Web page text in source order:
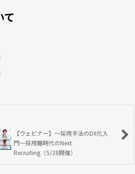
て
【ウェビナー】～採用手法のDX化入
門～採用難時代のNext
Recruiting（5/28開催）